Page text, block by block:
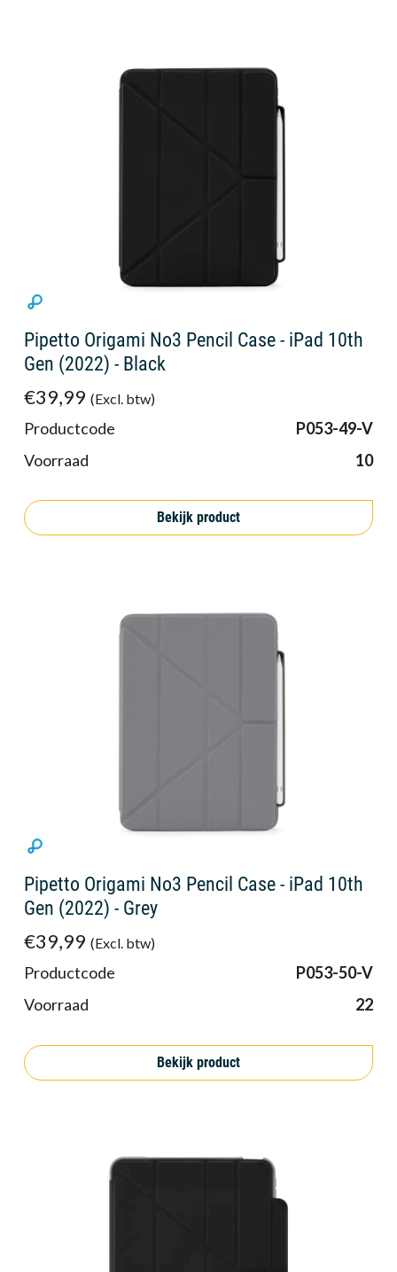
Pipetto Origami No3 Pencil Case - iPad 10th
Gen (2022) - Black
€39,99 (Excl. btw)
Productcode
P053-49-V
Voorraad
10
Bekijk product
Pipetto Origami No3 Pencil Case - iPad 10th
Gen (2022) - Grey
€39,99 (Excl. btw)
Productcode
P053-50-V
Voorraad
22
Bekijk product